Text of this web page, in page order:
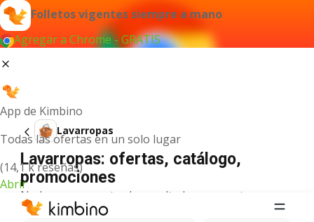
Folletos vigentes siempre a mano
Agregar a Chrome - GRATIS
App de Kimbino
Todas las ofertas en un solo lugar
(14,1 k reseñas)
Abrir
Lavarropas
Lavarropas: ofertas, catálogo,
promociones
No hemos encontrado resultados para este
término.